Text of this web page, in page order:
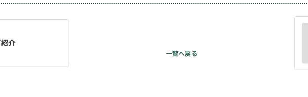
介